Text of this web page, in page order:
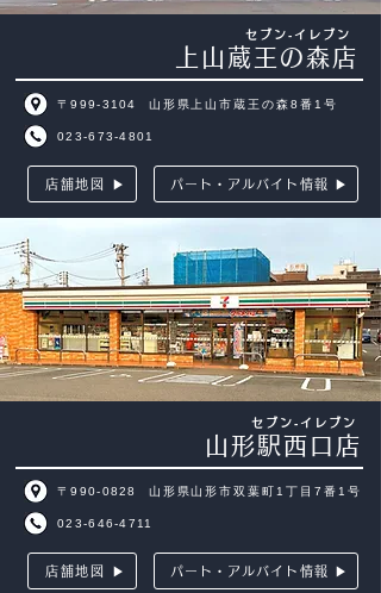
セブン‐イレブン
上山蔵王の森店
〒999-3104 山形県上山市蔵王の森8番1号
023-673-4801
店舗地図 ▶ パート・アルバイト情報 ▶
セブン‐イレブン
山形駅西口店
〒990-0828 山形県山形市双葉町1丁目7番1号
023-646-4711
店舗地図 ▶ パート・アルバイト情報 ▶